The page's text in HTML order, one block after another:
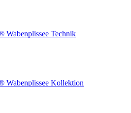
Wabenplissee Technik
Wabenplissee Kollektion